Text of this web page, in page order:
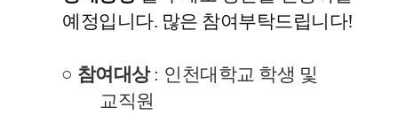
예정입니다. 많은 참여부탁드립니다!
○ 참여대상 : 인천대학교 학생 및
교직원